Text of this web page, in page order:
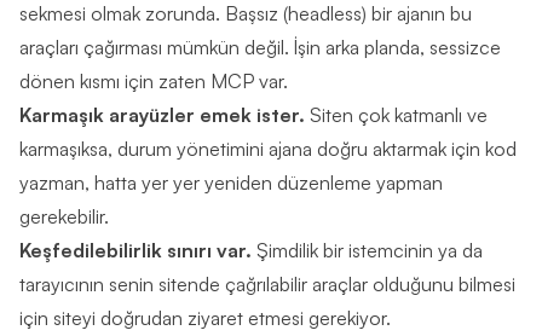
sekmesi olmak zorunda. Başsız (headless) bir ajanın bu
araçları çağırması mümkün değil. İşin arka planda, sessizce
dönen kısmı için zaten MCP var.
Karmaşık arayüzler emek ister. Siten çok katmanlı ve
karmaşıksa, durum yönetimini ajana doğru aktarmak için kod
yazman, hatta yer yer yeniden düzenleme yapman
gerekebilir.
Keşfedilebilirlik sınırı var. Şimdilik bir istemcinin ya da
tarayıcının senin sitende çağrılabilir araçlar olduğunu bilmesi
için siteyi doğrudan ziyaret etmesi gerekiyor.